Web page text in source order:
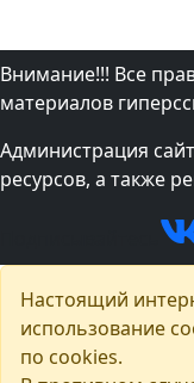
Внимание!!! Все
материалов
Администрация
ресурсов, а также
Настоящий
использование
по cookies.